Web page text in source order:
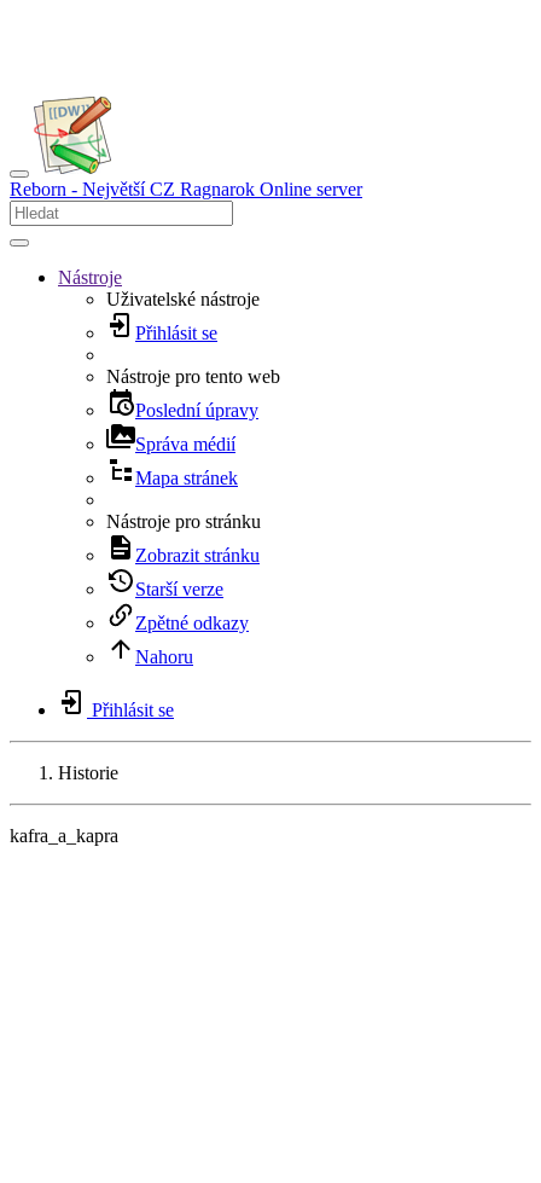
Reborn - Největší CZ Ragnarok Online server
Nástroje
Uživatelské nástroje
Přihlásit se
Nástroje pro tento web
Poslední úpravy
Správa médií
Mapa stránek
Nástroje pro stránku
Zobrazit stránku
Starší verze
Zpětné odkazy
Nahoru
Přihlásit se
Historie
kafra_a_kapra